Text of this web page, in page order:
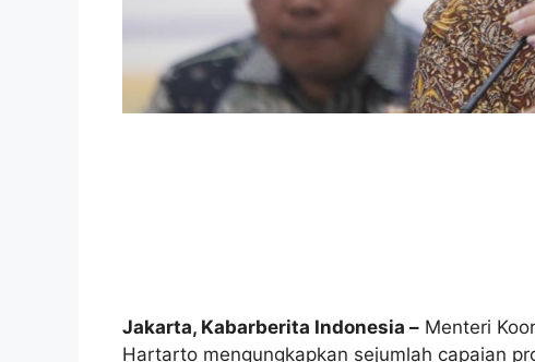
Jakarta, Kabarberita Indonesia – Menteri
Hartarto mengungkapkan sejumlah capaian